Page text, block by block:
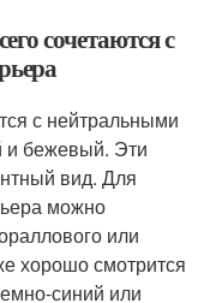
сочетаются с
с нейтральными
и бежевый. Эти
вид. Для
можно
или
хорошо смотрится
синий или